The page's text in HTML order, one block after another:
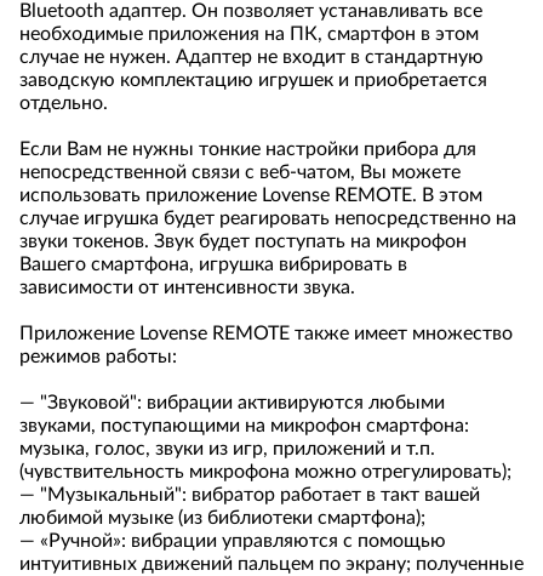
Bluetooth адаптер. Он позволяет устанавливать все
необходимые приложения на ПК, смартфон в этом
случае не нужен. Адаптер не входит в стандартную
заводскую комплектацию игрушек и приобретается
отдельно.
Если Вам не нужны тонкие настройки прибора для
непосредственной связи с веб-чатом, Вы можете
использовать приложение Lovense REMOTE. В этом
случае игрушка будет реагировать непосредственно на
звуки токенов. Звук будет поступать на микрофон
Вашего смартфона, игрушка вибрировать в
зависимости от интенсивности звука.
Приложение Lovense REMOTE также имеет множество
режимов работы:
— "Звуковой": вибрации активируются любыми
звуками, поступающими на микрофон смартфона:
музыка, голос, звуки из игр, приложений и т.п.
(чувствительность микрофона можно отрегулировать);
— "Музыкальный": вибратор работает в такт вашей
любимой музыке (из библиотеки смартфона);
— «Ручной»: вибрации управляются с помощью
интуитивных движений пальцем по экрану; полученные